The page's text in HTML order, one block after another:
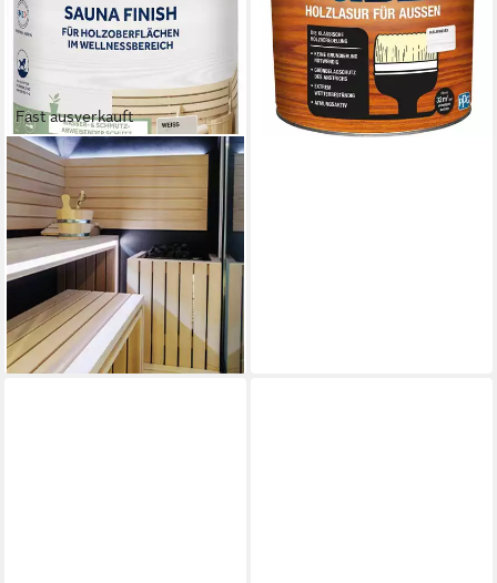
Fast ausverkauft
BONDEX
Holzschutzlasur Sauna Finish
in Weiß 1 LWasser- und
Schmutzabweisend
34,99 € UVP 47,95 €
lieferbar - in 4-5 Werktagen bei dir
ab 38,99 €
lieferbar - in 4-5 Werktagen bei dir
+11